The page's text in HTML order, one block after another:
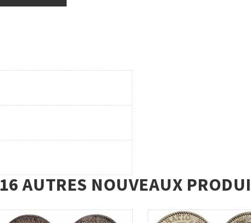
16 AUTRES NOUVEAUX